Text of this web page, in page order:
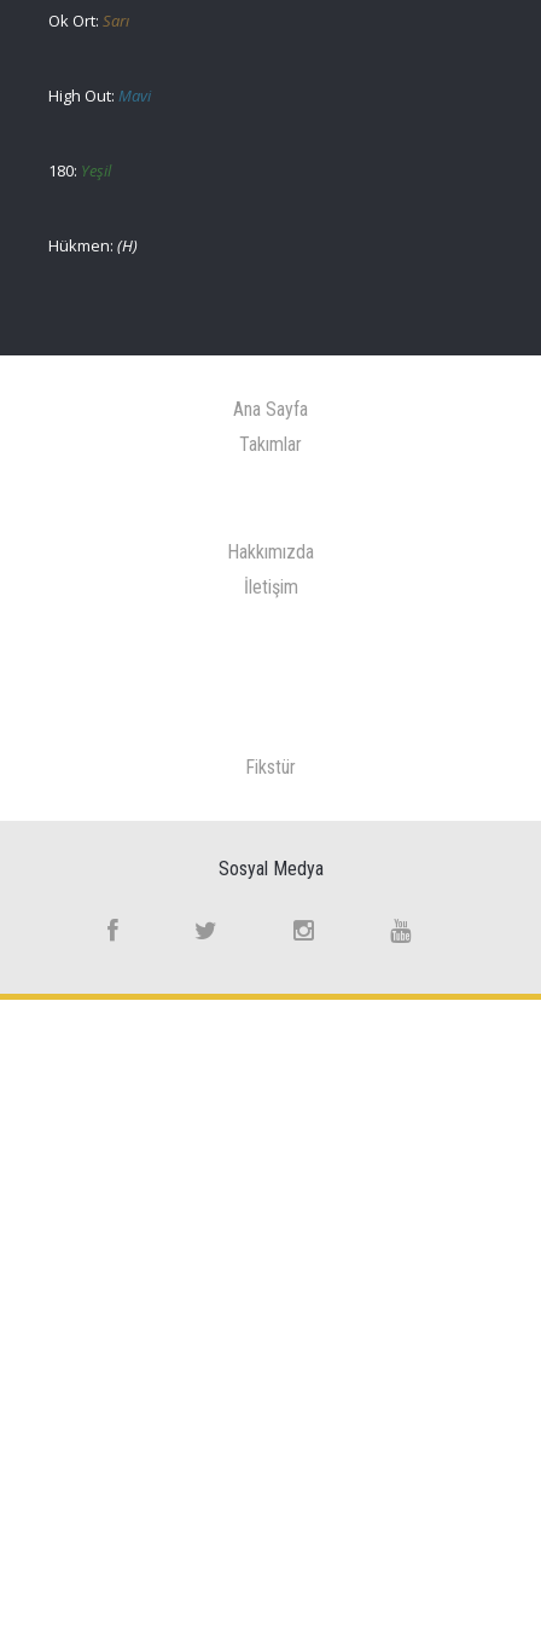
Ok Ort: Sarı
High Out: Mavi
180: Yeşil
Hükmen: (H)
Ana Sayfa
Takımlar
Hakkımızda
İletişim
Fikstür
Sosyal Medya